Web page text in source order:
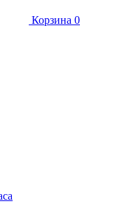
Корзина 0